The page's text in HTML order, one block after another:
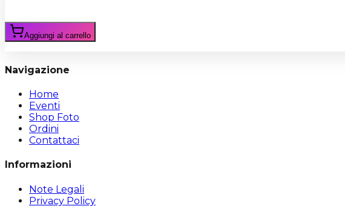
Aggiungi al carrello
Navigazione
Home
Eventi
Shop Foto
Ordini
Contattaci
Informazioni
Note Legali
Privacy Policy